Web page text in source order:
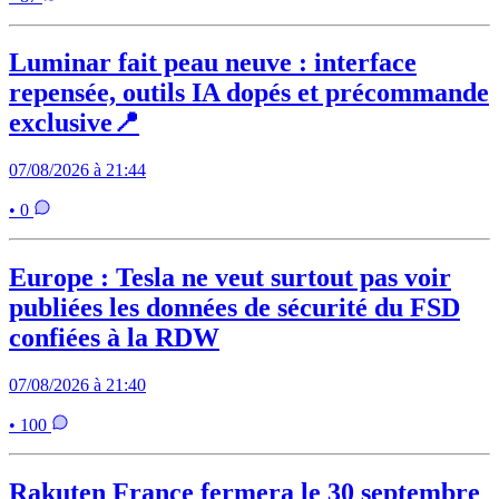
Luminar fait peau neuve : interface
repensée, outils IA dopés et précommande
exclusive📍
07/08/2026 à 21:44
• 0
Europe : Tesla ne veut surtout pas voir
publiées les données de sécurité du FSD
confiées à la RDW
07/08/2026 à 21:40
• 100
Rakuten France fermera le 30 septembre